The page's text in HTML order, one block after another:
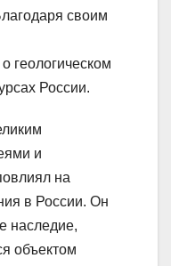
своим
геологическом
России.
и
на
в России. Он
наследие,
объектом